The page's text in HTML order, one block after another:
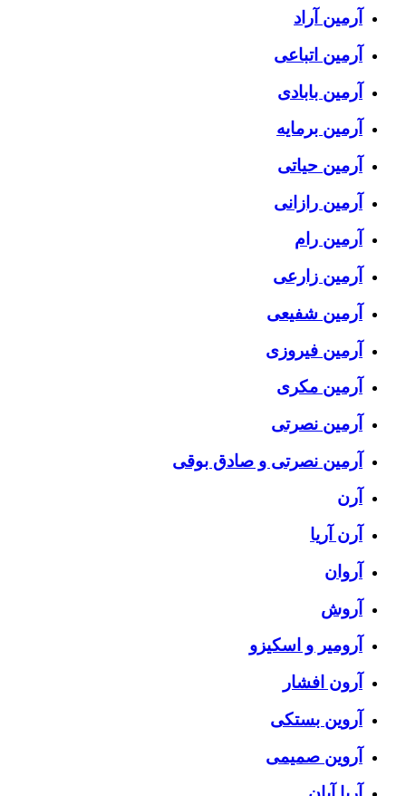
آرمین آراد
آرمین اتباعی
آرمین بابادی
آرمین برمایه
آرمین حیاتی
آرمین رازانی
آرمین رام
آرمین زارعی
آرمین شفیعی
آرمین فیروزی
آرمین مکری
آرمین نصرتی
آرمین نصرتی و صادق بوقی
آرن
آرن آریا
آروان
آروش
آرومیر و اسکیزو
آرون افشار
آروین بستکی
آروین صمیمی